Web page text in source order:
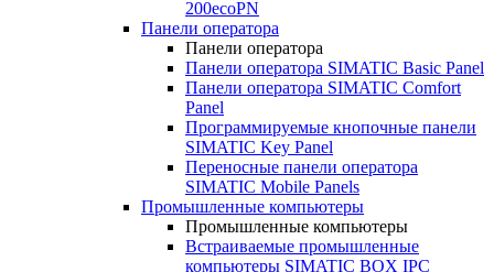
200ecoPN
Панели оператора
Панели оператора
Панели оператора SIMATIC Basic Panel
Панели оператора SIMATIC Comfort
Panel
Программируемые кнопочные панели
SIMATIC Key Panel
Переносные панели оператора
SIMATIC Mobile Panels
Промышленные компьютеры
Промышленные компьютеры
Встраиваемые промышленные
компьютеры SIMATIC BOX IPC